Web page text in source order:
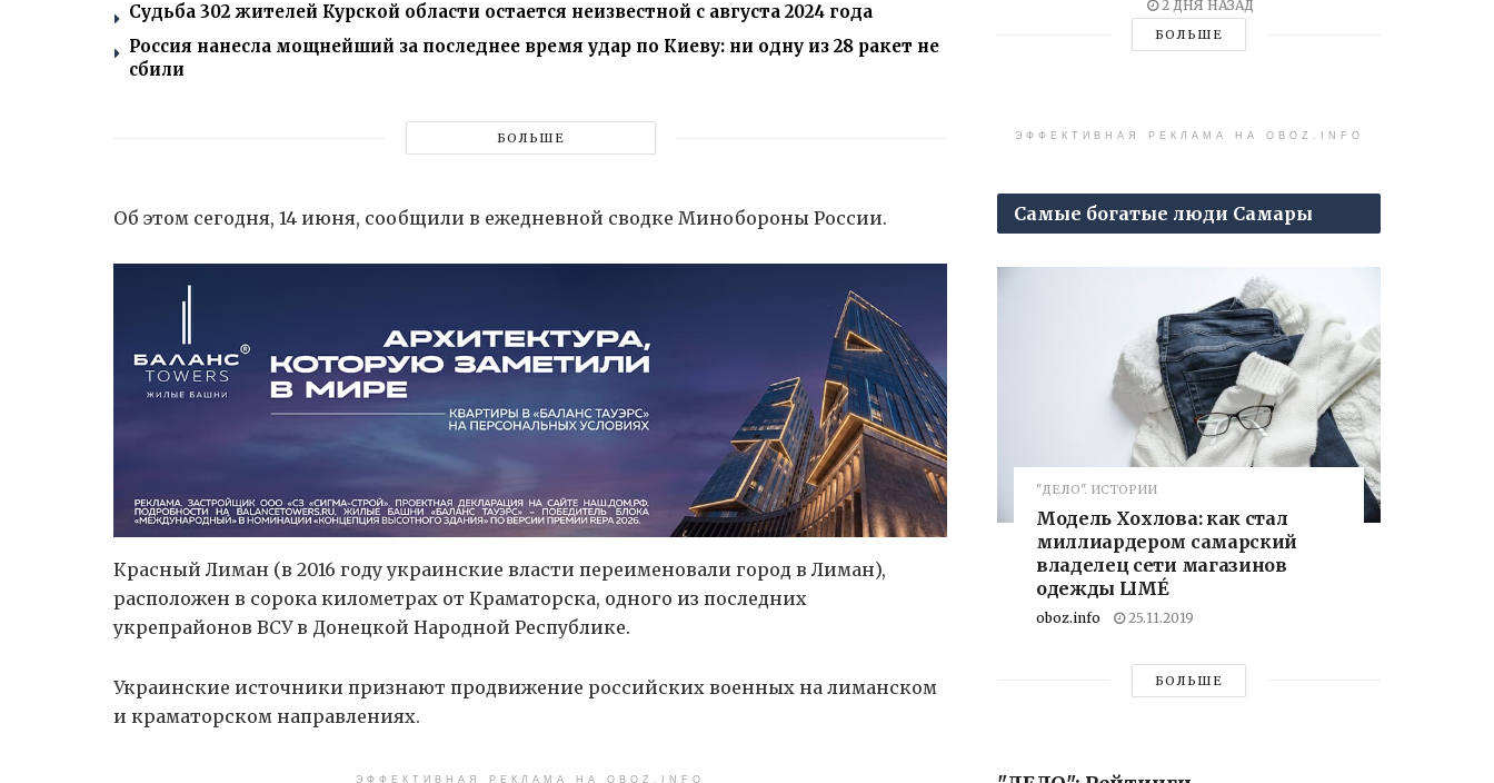
Судьба 302 жителей Курской области остается неизвестной с августа 2024 года
Россия нанесла мощнейший за последнее время удар по Киеву: ни одну из 28 ракет не
сбили
БОЛЬШЕ
Об этом сегодня, 14 июня, сообщили в ежедневной сводке Минобороны России.
Красный Лиман (в 2016 году украинские власти переименовали город в Лиман),
расположен в сорока километрах от Краматорска, одного из последних
укрепрайонов ВСУ в Донецкой Народной Республике.
Украинские источники признают продвижение российских военных на лиманском
и краматорском направлениях.
ЭФФЕКТИВНАЯ РЕКЛАМА НА OBOZ.INFO
2 ДНЯ НАЗАД
БОЛЬШЕ
ЭФФЕКТИВНАЯ РЕКЛАМА НА OBOZ.INFO
Самые богатые люди Самары
"ДЕЛО". ИСТОРИИ
Модель Хохлова: как стал
миллиардером самарский
владелец сети магазинов
одежды LIMÉ
oboz.info 25.11.2019
БОЛЬШЕ